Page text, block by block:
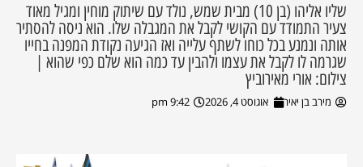
שליו אליהו (בן 10) מבית שמש, נולד עם שיתוק מוחין ומגיל מאוד
צעיר התמודד עם הקושי לקבל את המגבלה שלו. הוא ניסה להסתיר
אותה ונמנע בכל כוחו לשתף עלייה ואז הגיעה נקודת המפנה בחייו
שגרמה לו לקבל את עצמו ולהבין עד כמה הוא שלם כפי שהוא |
צילום: אורי מאירוביץ
מירב בן יאיר אוגוסט 4, 2026 9:42 pm